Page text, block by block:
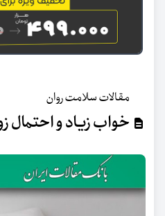
مقالات سلامت روان
خواب زیاد و احتمال